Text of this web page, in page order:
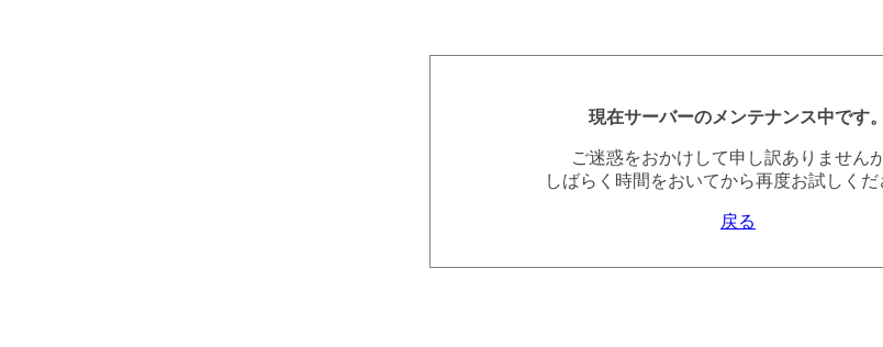
現在サーバーのメンテナンス中です。
ご迷惑をおかけして申し訳ありませんが
しばらく時間をおいてから再度お試しくだ
戻る